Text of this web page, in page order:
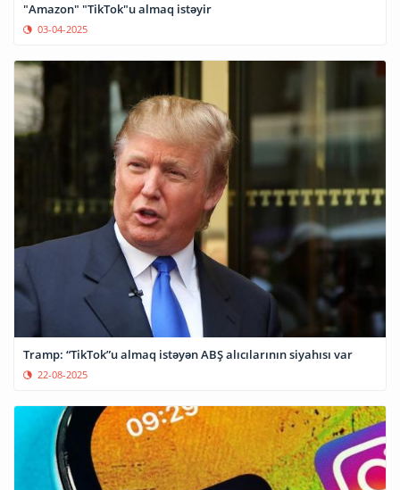
"Amazon" "TikTok"u almaq istəyir
03-04-2025
Tramp: “TikTok”u almaq istəyən ABŞ alıcılarının siyahısı var
22-08-2025